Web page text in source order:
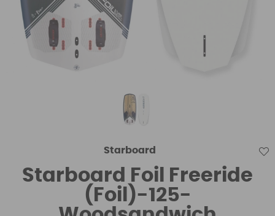
Starboard
Starboard Foil Freeride
(Foil)-125-